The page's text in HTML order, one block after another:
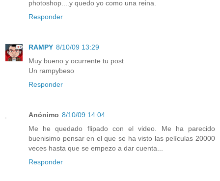
photoshop....y quedo yo como una reina.
Responder
RAMPY 8/10/09 13:29
Muy bueno y ocurrente tu post
Un rampybeso
Responder
Anónimo 8/10/09 14:04
Me he quedado flipado con el video. Me ha parecido
buenisimo pensar en el que se ha visto las películas 20000
veces hasta que se empezo a dar cuenta...
Responder